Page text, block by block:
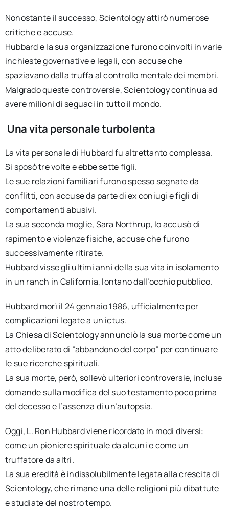
Nonostante il successo, Scientology attirò numerose
critiche e accuse.
Hubbard e la sua organizzazione furono coinvolti in varie
inchieste governative e legali, con accuse che
spaziavano dalla truffa al controllo mentale dei membri.
Malgrado queste controversie, Scientology continua ad
avere milioni di seguaci in tutto il mondo.
Una vita personale turbolenta
La vita personale di Hubbard fu altrettanto complessa.
Si sposò tre volte e ebbe sette figli.
Le sue relazioni familiari furono spesso segnate da
conflitti, con accuse da parte di ex coniugi e figli di
comportamenti abusivi.
La sua seconda moglie, Sara Northrup, lo accusò di
rapimento e violenze fisiche, accuse che furono
successivamente ritirate.
Hubbard visse gli ultimi anni della sua vita in isolamento
in un ranch in California, lontano dall’occhio pubblico.
Hubbard morì il 24 gennaio 1986, ufficialmente per
complicazioni legate a un ictus.
La Chiesa di Scientology annunciò la sua morte come un
atto deliberato di “abbandono del corpo” per continuare
le sue ricerche spirituali.
La sua morte, però, sollevò ulteriori controversie, incluse
domande sulla modifica del suo testamento poco prima
del decesso e l’assenza di un’autopsia.
Oggi, L. Ron Hubbard viene ricordato in modi diversi:
come un pioniere spirituale da alcuni e come un
truffatore da altri.
La sua eredità è indissolubilmente legata alla crescita di
Scientology, che rimane una delle religioni più dibattute
e studiate del nostro tempo.